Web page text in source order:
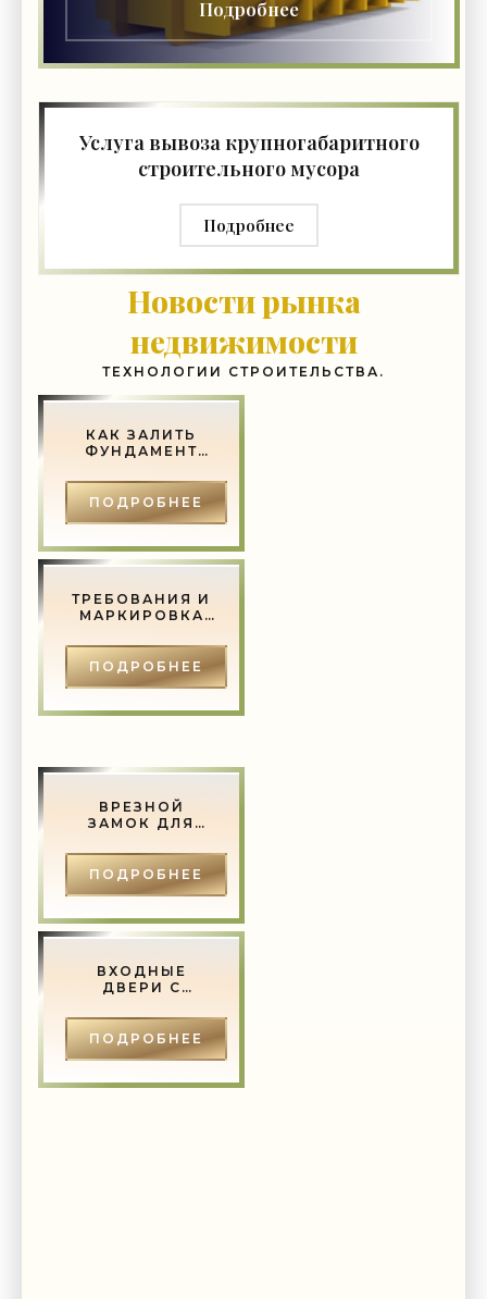
Подробнее
Услуга вывоза крупногабаритного
строительного мусора
Подробнее
Новости рынка
недвижимости
ТЕХНОЛОГИИ СТРОИТЕЛЬСТВА.
КАК ЗАЛИТЬ
ФУНДАМЕНТ
ПОДРОБНЕЕ
ТРЕБОВАНИЯ И
МАРКИРОВКА
МЕТАЛЛИЧЕСКИХ
ДВЕРЕЙ -
СТРОИТЕЛЬСТВО
ПОДРОБНЕЕ
ВРЕЗНОЙ
ЗАМОК ДЛЯ
ДВЕРИ -
СТРОИТЕЛЬСТВО
И РЕМОНТ.
ПОДРОБНЕЕ
ВХОДНЫЕ
ДВЕРИ С
ОСОБЕННОСТИ
И ПРИМЕРЫ -
СТРОИТЕЛЬСТВО
ПОДРОБНЕЕ